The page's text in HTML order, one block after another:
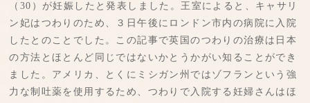
（30）が妊娠したと発表しました。王室によると、キャサリ
ン妃はつわりのため、３日午後にロンドン市内の病院に入院
したとのことでした。この記事で英国のつわりの治療は日本
の方法とほとんど同じではないかとうかがい知ることができ
ました。アメリカ、とくにミシガン州ではゾフランという強
力な制吐薬を使用するため、つわりで入院する妊婦さんはほ